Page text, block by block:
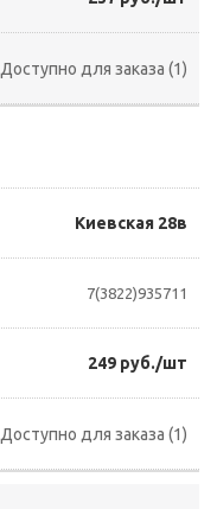
Доступно для заказа (1)
Киевская 28в
7(3822)935711
249 руб./шт
Доступно для заказа (1)